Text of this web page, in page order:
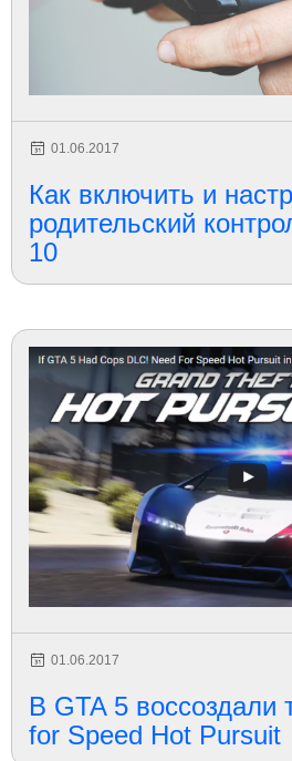
01.06.2017
Как включить и
родительский
10
01.06.2017
В GTA 5 воссоздали
for Speed Hot Pursuit